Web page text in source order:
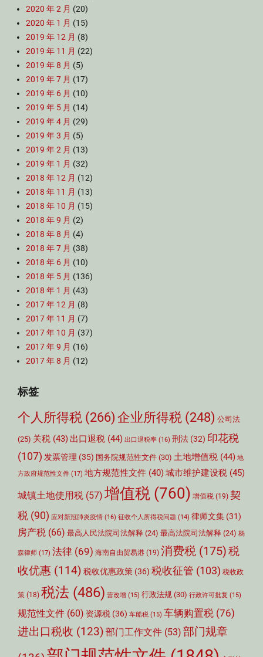
2020 年 2 月 (20)
2020 年 1 月 (15)
2019 年 12 月 (8)
2019 年 11 月 (22)
2019 年 8 月 (5)
2019 年 7 月 (17)
2019 年 6 月 (10)
2019 年 5 月 (14)
2019 年 4 月 (29)
2019 年 3 月 (5)
2019 年 2 月 (13)
2019 年 1 月 (32)
2018 年 12 月 (12)
2018 年 11 月 (13)
2018 年 10 月 (15)
2018 年 9 月 (2)
2018 年 8 月 (4)
2018 年 7 月 (38)
2018 年 6 月 (10)
2018 年 5 月 (136)
2018 年 1 月 (43)
2017 年 12 月 (8)
2017 年 11 月 (7)
2017 年 10 月 (37)
2017 年 9 月 (16)
2017 年 8 月 (12)
标签
个人所得税 (266) 企业所得税 (248) 公司法
(25) 关税 (43) 出口退税 (44) 出口退税率 (16) 刑法 (32) 印花税
(107) 发票管理 (35) 国务院规范性文件 (30) 土地增值税 (44) 地
方政府规范性文件 (17) 地方规范性文件 (40)城市维护建设税 (45)
城镇土地使用税 (57) 增值税 (760) 增值税 (19) 契
税 (90) 应对新冠肺炎疫情 (16) 征收个人所得税问题 (14) 律师文集 (31)
房产税 (66) 最高人民法院司法解释 (24) 最高法院司法解释 (24) 杨
森律师 (17) 法律 (69) 海南自由贸易港 (19) 消费税 (175)税
收优惠 (114) 税收优惠政策 (36) 税收征管 (103) 税收政
策 (18) 税法 (486) 营改增 (15) 行政法规 (30) 行政许可批复 (15)
规范性文件 (60) 资源税 (36) 车船税 (15) 车辆购置税 (76)
进出口税收 (123) 部门工作文件 (53) 部门规章